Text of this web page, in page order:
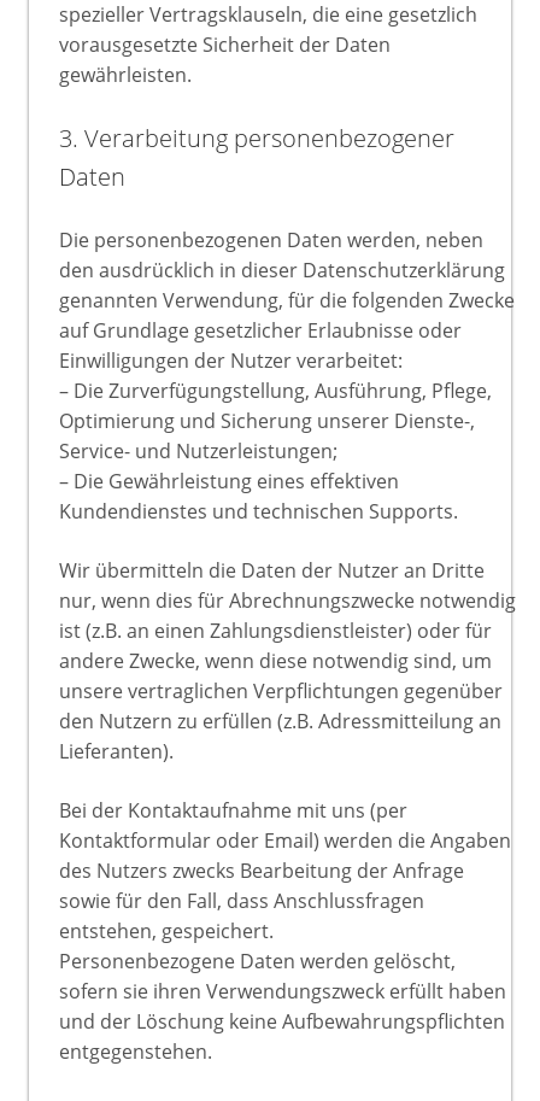
spezieller Vertragsklauseln, die eine gesetzlich
vorausgesetzte Sicherheit der Daten
gewährleisten.
3. Verarbeitung personenbezogener
Daten
Die personenbezogenen Daten werden, neben
den ausdrücklich in dieser Datenschutzerklärung
genannten Verwendung, für die folgenden Zwecke
auf Grundlage gesetzlicher Erlaubnisse oder
Einwilligungen der Nutzer verarbeitet:
– Die Zurverfügungstellung, Ausführung, Pflege,
Optimierung und Sicherung unserer Dienste-,
Service- und Nutzerleistungen;
– Die Gewährleistung eines effektiven
Kundendienstes und technischen Supports.
Wir übermitteln die Daten der Nutzer an Dritte
nur, wenn dies für Abrechnungszwecke notwendig
ist (z.B. an einen Zahlungsdienstleister) oder für
andere Zwecke, wenn diese notwendig sind, um
unsere vertraglichen Verpflichtungen gegenüber
den Nutzern zu erfüllen (z.B. Adressmitteilung an
Lieferanten).
Bei der Kontaktaufnahme mit uns (per
Kontaktformular oder Email) werden die Angaben
des Nutzers zwecks Bearbeitung der Anfrage
sowie für den Fall, dass Anschlussfragen
entstehen, gespeichert.
Personenbezogene Daten werden gelöscht,
sofern sie ihren Verwendungszweck erfüllt haben
und der Löschung keine Aufbewahrungspflichten
entgegenstehen.